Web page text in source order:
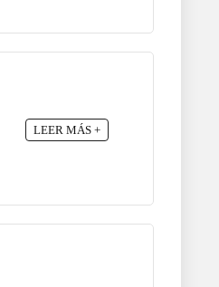
LEER MÁS +